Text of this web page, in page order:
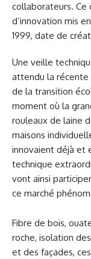
collaborateurs. Ce
d’innovation mis
1999, date de
Une veille
attendu la récente
de la transition
moment où la
rouleaux de laine
maisons
innovaient déjà et
technique
vont ainsi
ce marché
Fibre de bois,
roche, isolation
et des façades,